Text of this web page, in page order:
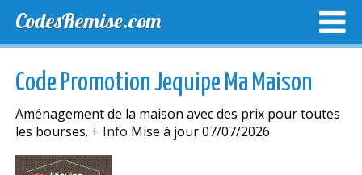
CodesRemise.com
NOUVELLES MAGASINS
Code Promotion Jequipe Ma Maison
Aménagement de la maison avec des prix pour toutes
les bourses. + Info Mise à jour 07/07/2026